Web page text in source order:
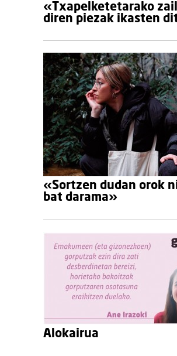
«Txapelketetarako
diren piezak ikasten
«Sortzen dudan orok
bat darama»
Alokairua